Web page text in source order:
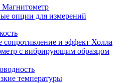
опции для измерений
сопротивление и эффект Холла
с вибрирующим образцом
температуры